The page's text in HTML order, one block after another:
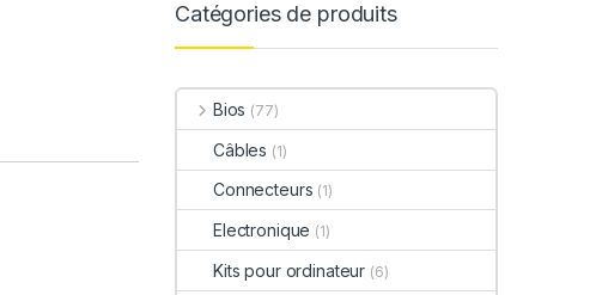
Catégories de produits
Bios (77)
Câbles (1)
Connecteurs (1)
Electronique (1)
Kits pour ordinateur (6)